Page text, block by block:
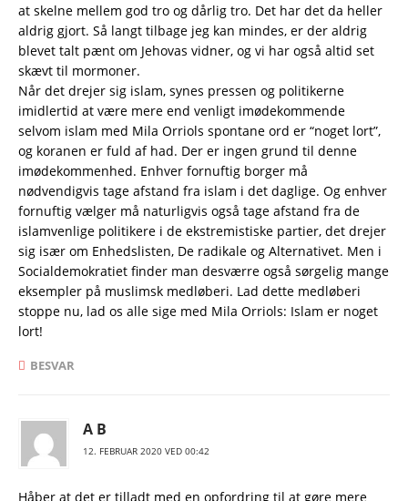
at skelne mellem god tro og dårlig tro. Det har det da heller
aldrig gjort. Så langt tilbage jeg kan mindes, er der aldrig
blevet talt pænt om Jehovas vidner, og vi har også altid set
skævt til mormoner.
Når det drejer sig islam, synes pressen og politikerne
imidlertid at være mere end venligt imødekommende
selvom islam med Mila Orriols spontane ord er “noget lort”,
og koranen er fuld af had. Der er ingen grund til denne
imødekommenhed. Enhver fornuftig borger må
nødvendigvis tage afstand fra islam i det daglige. Og enhver
fornuftig vælger må naturligvis også tage afstand fra de
islamvenlige politikere i de ekstremistiske partier, det drejer
sig især om Enhedslisten, De radikale og Alternativet. Men i
Socialdemokratiet finder man desværre også sørgelig mange
eksempler på muslimsk medløberi. Lad dette medløberi
stoppe nu, lad os alle sige med Mila Orriols: Islam er noget
lort!
BESVAR
A B
12. FEBRUAR 2020 VED 00:42
Håber at det er tilladt med en opfordring til at gøre mere